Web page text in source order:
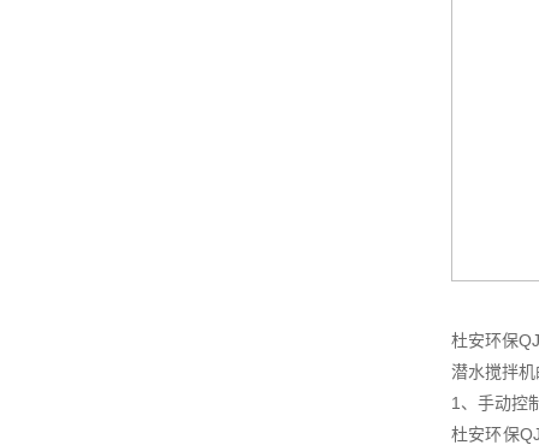
杜安环保
潜水搅拌
1、手动控
杜安环保